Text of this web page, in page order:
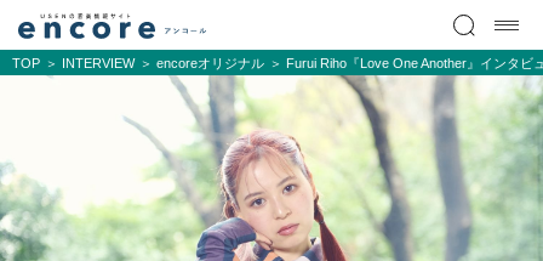
TOP INTERVIEW encoreオリジナル Furui Riho『Love One Another』インタ